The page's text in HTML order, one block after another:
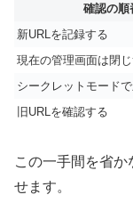
確認の順
新URLを記録する
現在の管理画面は閉
シークレットモードで
旧URLを確認する
この一手間を省
せます。